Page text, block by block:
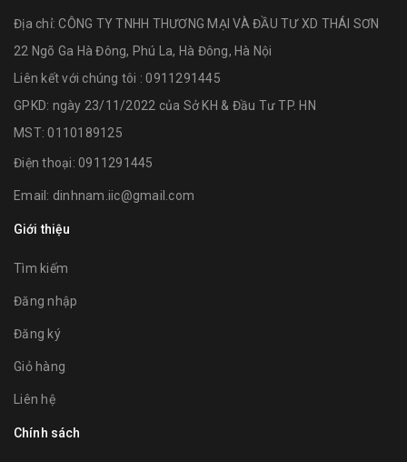
Địa chỉ:CÔNG TY TNHH THƯƠNG MẠI VÀ ĐẦU TƯ XD THÁI SƠN
22 Ngõ Ga Hà Đông, Phú La, Hà Đông, Hà Nội
Liên kết với chúng tôi : 0911291445
GPKD: ngày 23/11/2022 của Sở KH & Đầu Tư TP. HN
MST: 0110189125
Điện thoại: 0911291445
Email: dinhnam.iic@gmail.com
Giới thiệu
Tìm kiếm
Đăng nhập
Đăng ký
Giỏ hàng
Liên hệ
Chính sách